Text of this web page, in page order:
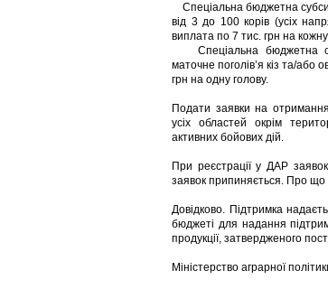
Спеціальна бюджетна
від 3 до 100 корів (усіх
виплата по 7 тис. грн на кожну
Спеціальна бюджетна
маточне поголів’я кіз та/або
грн на одну голову.
Подати заявки на
усіх областей окрім
активних бойових дій.
При реєстрації у ДАР
заявок припиняється. Про що
Довідково. Підтримка
бюджеті для надання
продукції, затвердженого
Міністерство аграрної